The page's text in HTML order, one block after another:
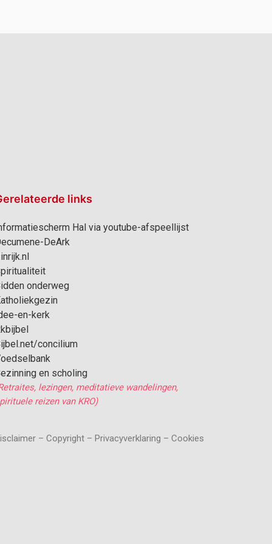
links
Hal via youtube-afspeellijst
DeArk
onderweg
en-kerk
concilium
en scholing
lezingen, meditatieve wandelingen,
reizen van KRO)
– Copyright – Privacyverklaring – Cookies